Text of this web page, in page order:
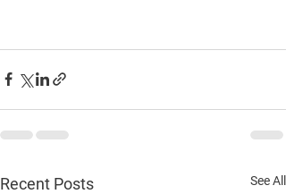
Recent Posts See All